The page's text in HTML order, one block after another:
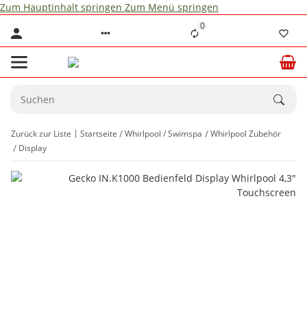
Zum Hauptinhalt springen Zum Menü springen
0
Zurück zur Liste Startseite Whirlpool / Swimspa
Whirlpool Zubehör
Display